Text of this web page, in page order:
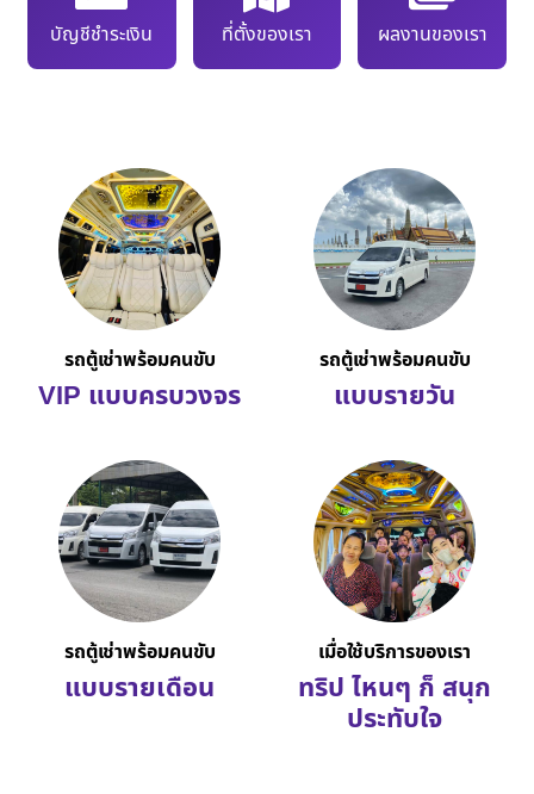
บัญชีชำระเงิน ที่ตั้งของเรา ผลงานของเรา
รถตู้เช่าพร้อมคนขับ
VIP แบบครบวงจร
รถตู้เช่าพร้อมคนขับ
แบบรายวัน
รถตู้เช่าพร้อมคนขับ
แบบรายเดือน
เมื่อใช้บริการของเรา
ทริป ไหนๆ ก็ สนุก
ประทับใจ